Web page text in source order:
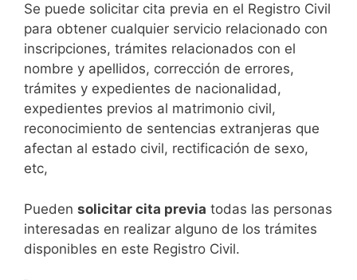
Se puede solicitar cita previa en el Registro Civil
para obtener cualquier servicio relacionado con
inscripciones, trámites relacionados con el
nombre y apellidos, corrección de errores,
trámites y expedientes de nacionalidad,
expedientes previos al matrimonio civil,
reconocimiento de sentencias extranjeras que
afectan al estado civil, rectificación de sexo,
etc,
​Pueden solicitar cita previa todas las personas
interesadas en realizar alguno de los trámites
disponibles en este Registro Civil.​